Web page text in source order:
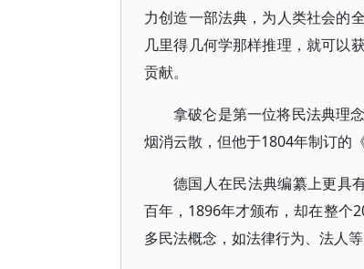
力创造一部法典，为人类社会的
几里得几何学那样推理，就可以
贡献。
拿破仑是第一位将民法典理
烟消云散，但他于1804年制订的
德国人在民法典编纂上更具
百年，1896年才颁布，却在整个
多民法概念，如法律行为、法人